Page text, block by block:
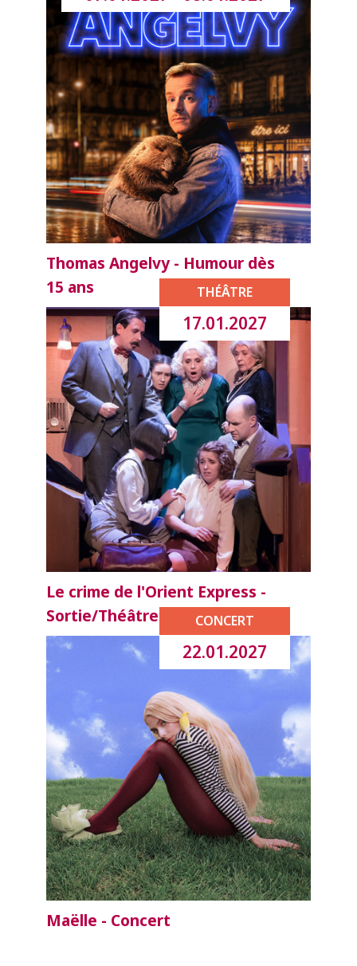
Thomas Angelvy - Humour dès
15 ans
THÉÂTRE
17.01.2027
Le crime de l'Orient Express -
Sortie/Théâtre
CONCERT
22.01.2027
Maëlle - Concert